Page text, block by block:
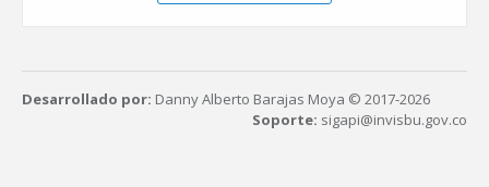
Desarrollado por: Danny Alberto Barajas Moya © 2017-2026
Soporte: sigapi@invisbu.gov.co